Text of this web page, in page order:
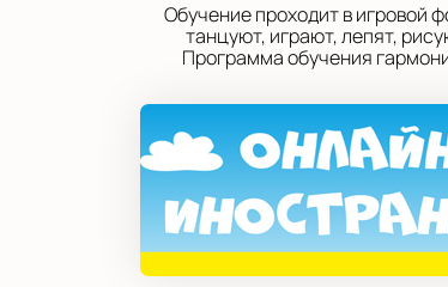
Обучение проходит в игровой
танцуют, играют, лепят,
Программа обучения